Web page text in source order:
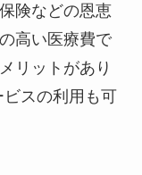
険などの恩恵
高い医療費で
リットがあり
ビスの利用も可